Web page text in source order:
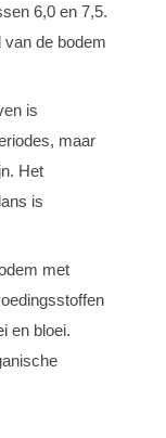
6,0 en 7,5.
van de bodem
is
maar
Het
is
met
en bloei.